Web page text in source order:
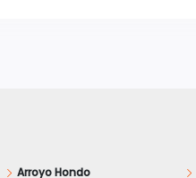
Arroyo Hondo